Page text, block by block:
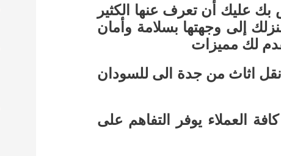
عليك أن تعرف عنها الكثير
إلى وجهتها بسلامة وأمان
لك مميزات
اثاث من جدة الى للسودان
العملاء يوفر التفاهم على